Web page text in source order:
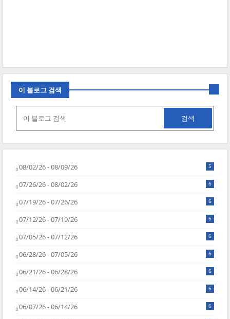
이 블로그 검색
08/02/26 - 08/09/26 5
07/26/26 - 08/02/26 6
07/19/26 - 07/26/26 6
07/12/26 - 07/19/26 6
07/05/26 - 07/12/26 6
06/28/26 - 07/05/26 6
06/21/26 - 06/28/26 6
06/14/26 - 06/21/26 6
06/07/26 - 06/14/26 6